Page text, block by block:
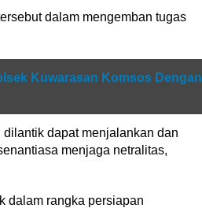
dalam mengemban tugas
Kuwarasan Komsos Dengan
dapat menjalankan dan
menjaga netralitas,
dalam rangka persiapan